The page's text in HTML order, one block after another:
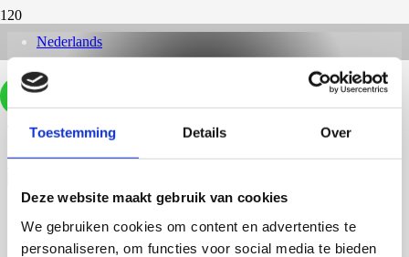
Toestemming Details Over
Deze website maakt gebruik van cookies
We gebruiken cookies om content en advertenties te
personaliseren, om functies voor social media te bieden
Nederlands
English
Vraag offerte aan
Mercedes